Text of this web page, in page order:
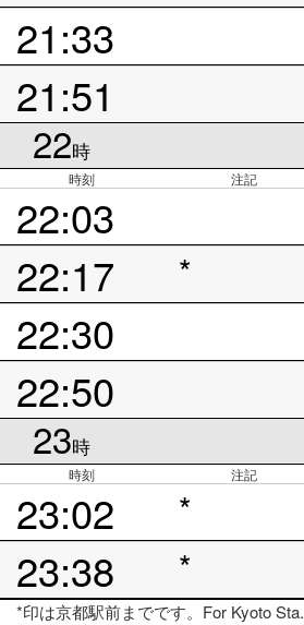
21:33
21:51
22時
時刻 注記
22:03
22:17
*
22:30
22:50
23時
時刻 注記
23:02 *
23:38 *
*印は京都駅前までです。For Kyoto Sta.